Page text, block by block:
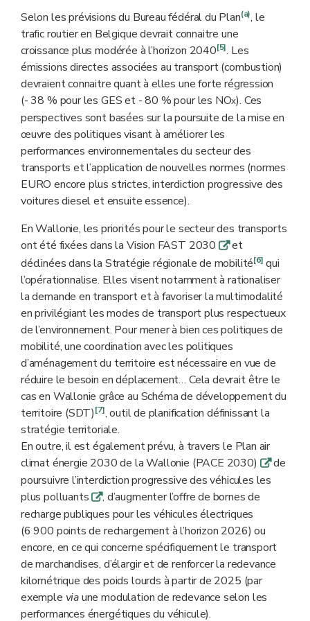
Selon les prévisions du Bureau fédéral du Plan(a), le
trafic routier en Belgique devrait connaitre une
croissance plus modérée à l’horizon 2040[5]. Les
émissions directes associées au transport (combustion)
devraient connaitre quant à elles une forte régression
(- 38 % pour les GES et - 80 % pour les NOx). Ces
perspectives sont basées sur la poursuite de la mise en
œuvre des politiques visant à améliorer les
performances environnementales du secteur des
transports et l’application de nouvelles normes (normes
EURO encore plus strictes, interdiction progressive des
voitures diesel et ensuite essence).
En Wallonie, les priorités pour le secteur des transports
ont été fixées dans la Vision FAST 2030 qet
déclinées dans la Stratégie régionale de mobilité[6] qui
l’opérationnalise. Elles visent notamment à rationaliser
la demande en transport et à favoriser la multimodalité
en privilégiant les modes de transport plus respectueux
de l’environnement. Pour mener à bien ces politiques de
mobilité, une coordination avec les politiques
d’aménagement du territoire est nécessaire en vue de
réduire le besoin en déplacement… Cela devrait être le
cas en Wallonie grâce au Schéma de développement du
territoire (SDT)[7], outil de planification définissant la
stratégie territoriale.
En outre, il est également prévu, à travers le Plan air
climat énergie 2030 de la Wallonie (PACE 2030) qde
poursuivre l’interdiction progressive des véhicules les
plus polluantsq, d’augmenter l’offre de bornes de
recharge publiques pour les véhicules électriques
(6 900 points de rechargement à l’horizon 2026) ou
encore, en ce qui concerne spécifiquement le transport
de marchandises, d’élargir et de renforcer la redevance
kilométrique des poids lourds à partir de 2025 (par
exemple viaune modulation de redevance selon les
performances énergétiques du véhicule).